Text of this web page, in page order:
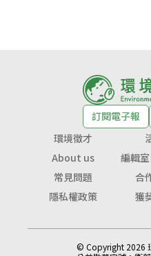
訂閱電子報
環境徵才
About us
編輯
常見問題
合
隱私權政策
獲
© Copyright 2026